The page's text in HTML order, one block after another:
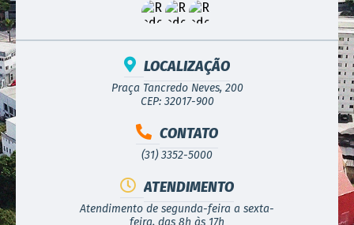
LOCALIZAÇÃO
Praça Tancredo Neves, 200
CEP: 32017-900
CONTATO
(31) 3352-5000
ATENDIMENTO
Atendimento de segunda-feira a sexta-